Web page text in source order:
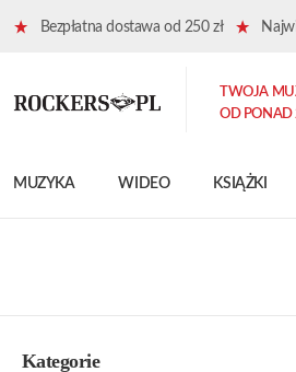
Bezpłatna dostawa od 250 zł
MUZYKA WIDEO KSIĄŻKI
TWOJA
OD PONAD
Kategorie